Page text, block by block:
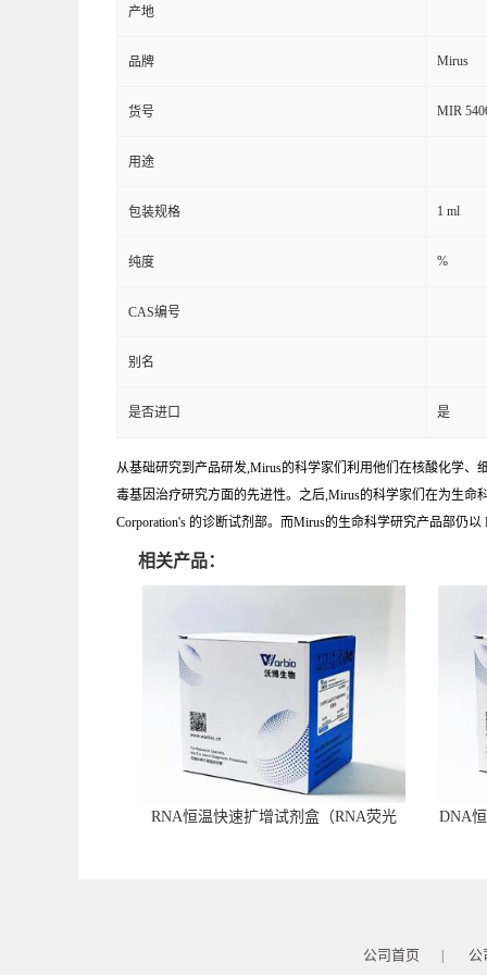
产地
品牌 Mirus
货号 MIR
用途
包装规格 1 ml
纯度 %
CAS编号
别名
是否进口 是
从基础研究到产品研发,Mirus的科学家们利用他们在核酸化学
毒基因治疗研究方面的先进性。之后,Mirus的科学家们在为生命
Corporation's 的诊断试剂部。而Mirus的生命科学研究产品部仍
相关产品：
RNA恒温快速扩增试剂盒（RNA荧光
DNA
公司首页 公